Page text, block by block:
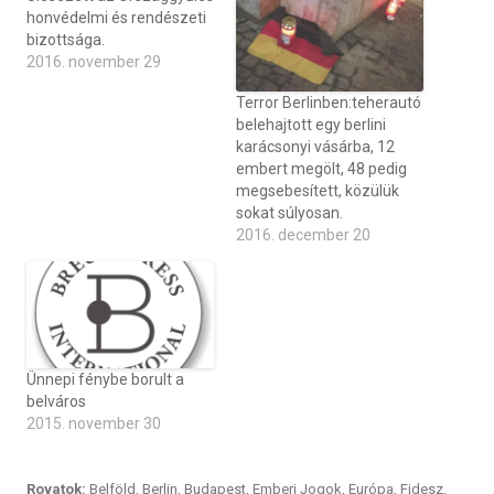
honvédelmi és rendészeti
bizottsága.
2016. november 29
Terror Berlinben:teherautó
belehajtott egy berlini
karácsonyi vásárba, 12
embert megölt, 48 pedig
megsebesített, közülük
sokat súlyosan.
2016. december 20
Ünnepi fénybe borult a
belváros
2015. november 30
Rovatok: Belföld, Berlin, Budapest, Emberi Jogok, Európa, Fidesz,